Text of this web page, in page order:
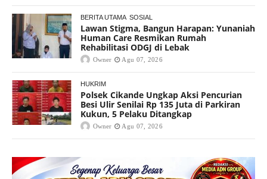
BERITA UTAMA SOSIAL
Lawan Stigma, Bangun Harapan: Yunaniah
Human Care Resmikan Rumah
Rehabilitasi ODGJ di Lebak
Owner Agu 07, 2026
HUKRIM
Polsek Cikande Ungkap Aksi Pencurian
Besi Ulir Senilai Rp 135 Juta di Parkiran
Kukun, 5 Pelaku Ditangkap
Owner Agu 07, 2026